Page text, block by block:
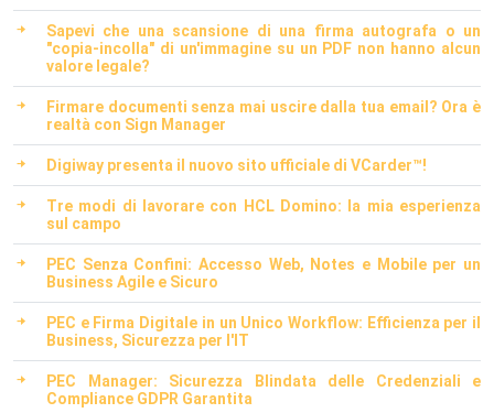
Sapevi che una scansione di una firma autografa o un
"copia-incolla" di un'immagine su un PDF non hanno alcun
valore legale?
Firmare documenti senza mai uscire dalla tua email? Ora è
realtà con Sign Manager
Digiway presenta il nuovo sito ufficiale di VCarder™!
Tre modi di lavorare con HCL Domino: la mia esperienza
sul campo
PEC Senza Confini: Accesso Web, Notes e Mobile per un
Business Agile e Sicuro
PEC e Firma Digitale in un Unico Workflow: Efficienza per il
Business, Sicurezza per l'IT
PEC Manager: Sicurezza Blindata delle Credenziali e
Compliance GDPR Garantita